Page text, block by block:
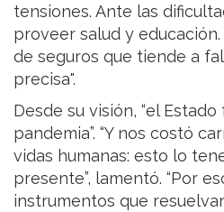
tensiones. Ante las
proveer salud y
de seguros que tiende a
precisa".
Desde su visión, “el
pandemia”. “Y nos costó
vidas humanas: esto lo
presente”, lamentó. “Por
instrumentos que